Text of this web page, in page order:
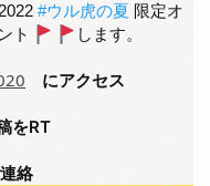
2022 #ウル虎の夏 限定オ
ト
します。
にアクセス
をRT
絡